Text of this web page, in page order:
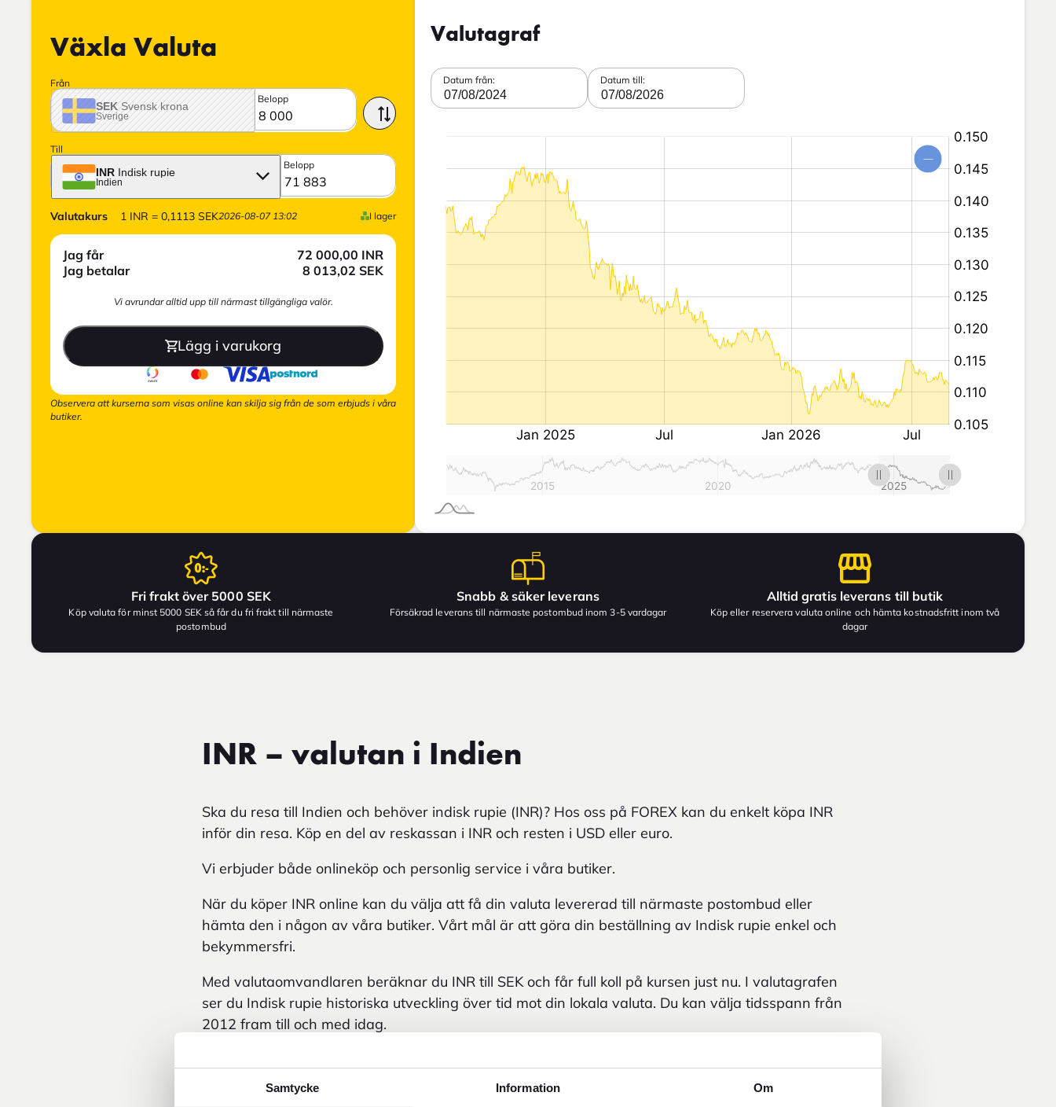
Samtycke Information Om
Växla Valuta
Från
SEK Svensk krona
Sverige
Belopp
Till
INR Indisk rupie
Indien
Belopp
Valutakurs 1 INR = 0,1113 SEK2026-08-07 13:02 I lager
Jag får 72 000,00 INR
Jag betalar
8 013,02 SEK
Vi avrundar alltid upp till närmast tillgängliga valör.
Lägg i varukorg
Observera att kurserna som visas online kan skilja sig från de som erbjuds i våra
butiker.
Valutagraf
Datum från:
07/08/2024
Datum till:
07/08/2026
Fri frakt över 5000 SEK
Köp valuta för minst 5000 SEK så får du fri frakt till närmaste
postombud
Snabb & säker leverans
Försäkrad leverans till närmaste postombud inom 3-5 vardagar
Alltid gratis leverans till butik
Köp eller reservera valuta online och hämta kostnadsfritt inom två
dagar
INR – valutan i Indien
Ska du resa till Indien och behöver indisk rupie (INR)? Hos oss på FOREX kan du enkelt köpa INR
inför din resa. Köp en del av reskassan i INR och resten i USD eller euro.
Vi erbjuder både onlineköp och personlig service i våra butiker.
När du köper INR online kan du välja att få din valuta levererad till närmaste postombud eller
hämta den i någon av våra butiker. Vårt mål är att göra din beställning av Indisk rupie enkel och
bekymmersfri.
Med valutaomvandlaren beräknar du INR till SEK och får full koll på kursen just nu. I valutagrafen
ser du Indisk rupie historiska utveckling över tid mot din lokala valuta. Du kan välja tidsspann från
2012 fram till och med idag.